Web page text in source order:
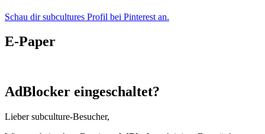
Schau dir subcultures Profil bei Pinterest an.
E-Paper
AdBlocker eingeschaltet?
Lieber subculture-Besucher,